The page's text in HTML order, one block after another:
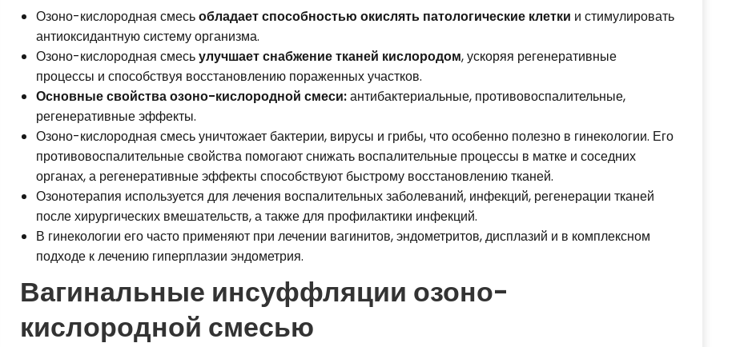
Озоно-кислородная смесьобладает способностью окислять патологические клетки и стимулировать
антиоксидантную систему организма.
Озоно-кислородная смесьулучшает снабжение тканей кислородом, ускоряя регенеративные
процессы и способствуя восстановлению пораженных участков.
Основные свойства озоно-кислородной смеси:антибактериальные, противовоспалительные,
регенеративные эффекты.
Озоно-кислородная смесь уничтожает бактерии, вирусы и грибы, что особенно полезно в гинекологии. Его
противовоспалительные свойства помогают снижать воспалительные процессы в матке и соседних
органах, а регенеративные эффекты способствуют быстрому восстановлению тканей.
Озонотерапия используется для лечения воспалительных заболеваний, инфекций, регенерации тканей
после хирургических вмешательств, а также для профилактики инфекций.
В гинекологии его часто применяют при лечении вагинитов, эндометритов, дисплазий и в комплексном
подходе к лечению гиперплазии эндометрия.
Вагинальные инсуффляции озоно-
кислородной смесью